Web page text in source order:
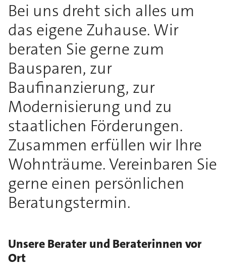
Bei uns dreht sich alles um
das eigene Zuhause. Wir
beraten Sie gerne zum
Bausparen, zur
Baufinanzierung, zur
Modernisierung und zu
staatlichen Förderungen.
Zusammen erfüllen wir Ihre
Wohnträume. Vereinbaren Sie
gerne einen persönlichen
Beratungstermin.
Unsere Berater und Beraterinnen vor
Ort